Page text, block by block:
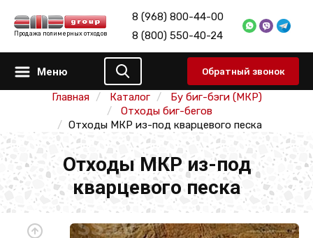
Продажа полимерных отходов
8 (968) 800-44-00
8 (800) 550-40-24
Меню Обратный звонок
Главная Каталог
Бу биг-бэги (МКР)
Отходы биг-бегов
Отходы МКР из-под кварцевого песка
Отходы МКР из-под
кварцевого песка